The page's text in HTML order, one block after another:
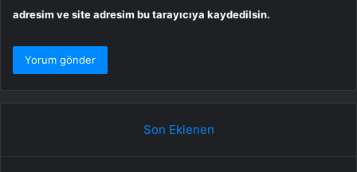
adresim ve site adresim bu tarayıcıya kaydedilsin.
Son Eklenen